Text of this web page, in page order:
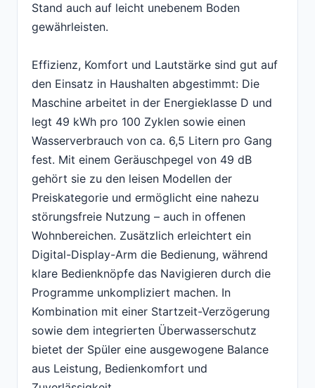
Stand auch auf leicht unebenem Boden
gewährleisten.
Effizienz, Komfort und Lautstärke sind gut auf
den Einsatz in Haushalten abgestimmt: Die
Maschine arbeitet in der Energieklasse D und
legt 49 kWh pro 100 Zyklen sowie einen
Wasserverbrauch von ca. 6,5 Litern pro Gang
fest. Mit einem Geräuschpegel von 49 dB
gehört sie zu den leisen Modellen der
Preiskategorie und ermöglicht eine nahezu
störungsfreie Nutzung – auch in offenen
Wohnbereichen. Zusätzlich erleichtert ein
Digital-Display-Arm die Bedienung, während
klare Bedienknöpfe das Navigieren durch die
Programme unkompliziert machen. In
Kombination mit einer Startzeit-Verzögerung
sowie dem integrierten Überwasserschutz
bietet der Spüler eine ausgewogene Balance
aus Leistung, Bedienkomfort und